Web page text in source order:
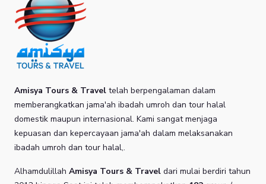
Amisya Tours & Travel telah berpengalaman dalam
memberangkatkan jama'ah ibadah umroh dan tour halal
domestik maupun internasional. Kami sangat menjaga
kepuasan dan kepercayaan jama'ah dalam melaksanakan
ibadah umroh dan tour halal,.
Alhamdulillah Amisya Tours & Travel dari mulai berdiri tahun